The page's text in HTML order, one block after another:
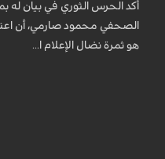
أكد الحرس الثوري في بيان
الصحفي محمود صارمي، أن
هو ثمرة نضال الإعلام ا...